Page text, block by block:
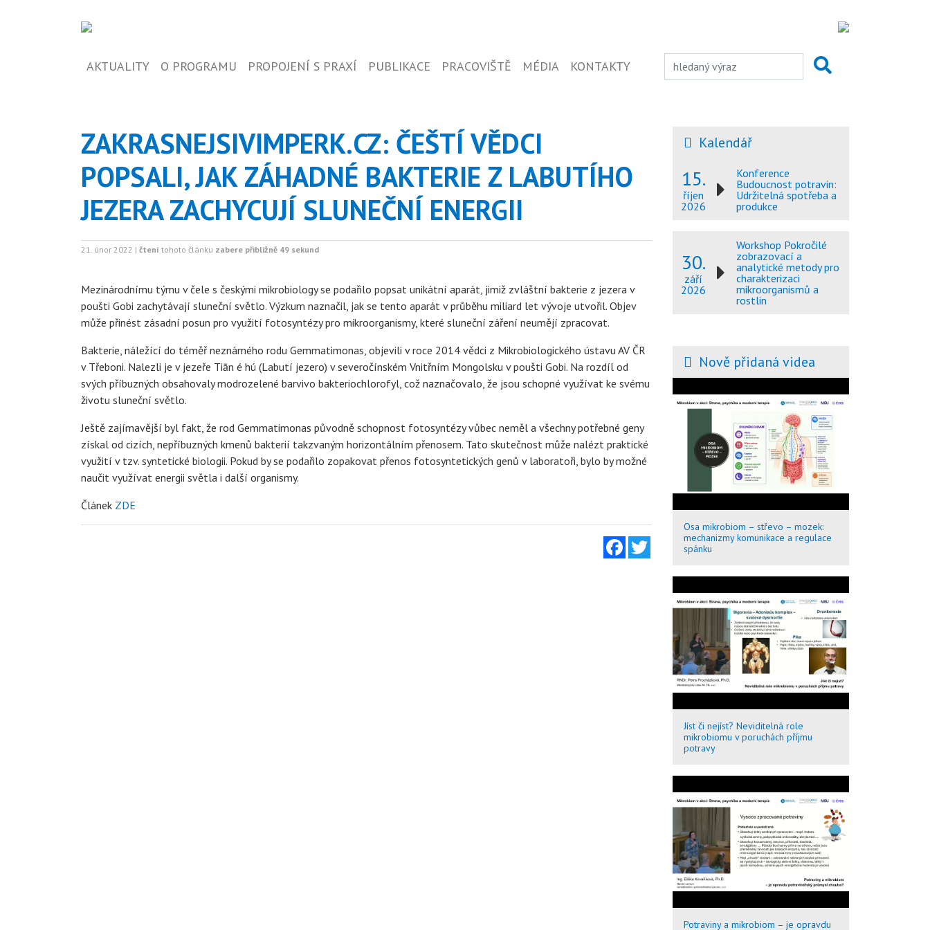
AKTUALITY O PROGRAMU PROPOJENÍ S PRAXÍ PUBLIKACE PRACOVIŠTĚ MÉDIA KONTAKTY
ZAKRASNEJSIVIMPERK.CZ: ČEŠTÍ VĚDCI
POPSALI, JAK ZÁHADNÉ BAKTERIE Z LABUTÍHO
JEZERA ZACHYCUJÍ SLUNEČNÍ ENERGII
21. únor 2022 | čtení tohoto článku zabere přibližně 49 sekund
Mezinárodnímu týmu v čele s českými mikrobiology se podařilo popsat unikátní aparát, jimiž zvláštní bakterie z jezera v
poušti Gobi zachytávají sluneční světlo. Výzkum naznačil, jak se tento aparát v průběhu miliard let vývoje utvořil. Objev
může přinést zásadní posun pro využití fotosyntézy pro mikroorganismy, které sluneční záření neumějí zpracovat.
Bakterie, náležící do téměř neznámého rodu Gemmatimonas, objevili v roce 2014 vědci z Mikrobiologického ústavu AV ČR
v Třeboni. Nalezli je v jezeře Tiān é hú (Labutí jezero) v severočínském Vnitřním Mongolsku v poušti Gobi. Na rozdíl od
svých příbuzných obsahovaly modrozelené barvivo bakteriochlorofyl, což naznačovalo, že jsou schopné využívat ke svému
životu sluneční světlo.
Ještě zajímavější byl fakt, že rod Gemmatimonas původně schopnost fotosyntézy vůbec neměl a všechny potřebné geny
získal od cizích, nepříbuzných kmenů bakterií takzvaným horizontálním přenosem. Tato skutečnost může nalézt praktické
využití v tzv. syntetické biologii. Pokud by se podařilo zopakovat přenos fotosyntetických genů v laboratoři, bylo by možné
naučit využívat energii světla i další organismy.
Článek ZDE
FacebookTwitter
Kalendář
15.
říjen
2026
Konference
Budoucnost potravin:
Udržitelná spotřeba a
produkce
30.
září
2026
Workshop Pokročilé
zobrazovací a
analytické metody pro
charakterizaci
mikroorganismů a
rostlin
Nově přidaná videa
Osa mikrobiom – střevo – mozek:
mechanizmy komunikace a regulace
spánku
Jíst či nejíst? Neviditelná role
mikrobiomu v poruchách příjmu
potravy
Potraviny a mikrobiom – je opravdu